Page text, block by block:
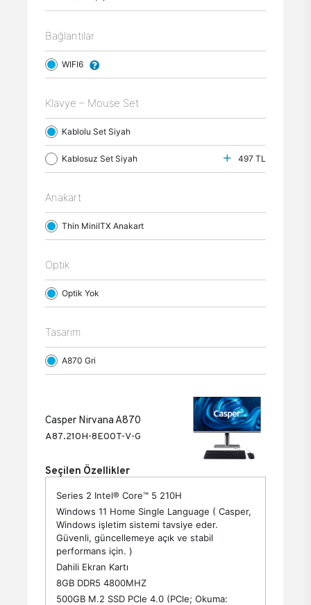
Bağlantılar
WIFI6
Klavye – Mouse Set
Kablolu Set Siyah
Kablosuz Set Siyah 497 TL
Anakart
Thin MiniITX Anakart
Optik
Optik Yok
Tasarım
A870 Gri
Casper Nirvana A870
A87.210H-8E00T-V-G
Seçilen Özellikler
Series 2 Intel® Core™ 5 210H
Windows 11 Home Single Language ( Casper,
Windows işletim sistemi tavsiye eder.
Güvenli, güncellemeye açık ve stabil
performans için. )
Dahili Ekran Kartı
8GB DDR5 4800MHZ
500GB M.2 SSD PCle 4.0 (PCle; Okuma: